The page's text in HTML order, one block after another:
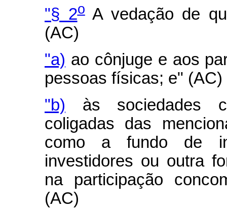
"§ 2oA vedação de
(AC)
"a) ao cônjuge e aos
pessoas físicas; e" (AC)
"b) às sociedades
coligadas das
como a fundo de
investidores ou outra
na participação
(AC)